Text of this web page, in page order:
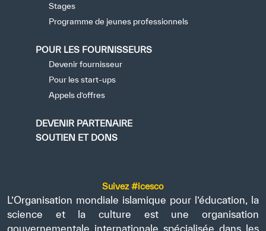
Stages
Programme de jeunes professionnels
POUR LES FOURNISSEURS
Devenir fournisseur
Pour les start-ups
Appels d’offres
DEVENIR PARTENAIRE
SOUTIEN ET DONS
Suivez #icesco
L’Organisation mondiale islamique pour l’éducation, la
science et la culture est une organisation
gouvernementale internationale spécialisée dans les